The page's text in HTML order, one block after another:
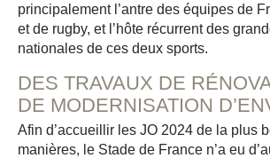
principalement l’antre des équipes de
et de rugby, et l’hôte récurrent des
nationales de ces deux sports.
DES TRAVAUX DE
DE MODERNISATION
Afin d’accueillir les JO 2024 de la plus
manières, le Stade de France n’a eu